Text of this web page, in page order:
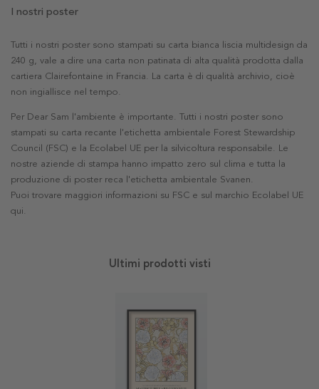
I nostri poster
Tutti i nostri poster sono stampati su carta bianca liscia multidesign da
240 g, vale a dire una carta non patinata di alta qualità prodotta dalla
cartiera Clairefontaine in Francia. La carta è di qualità archivio, cioè
non ingiallisce nel tempo.
Per Dear Sam l'ambiente è importante. Tutti i nostri poster sono
stampati su carta recante l'etichetta ambientale Forest Stewardship
Council (FSC) e la Ecolabel UE per la silvicoltura responsabile. Le
nostre aziende di stampa hanno impatto zero sul clima e tutta la
produzione di poster reca l'etichetta ambientale Svanen.
Puoi trovare maggiori informazioni su FSC e sul marchio Ecolabel UE
qui.
Ultimi prodotti visti